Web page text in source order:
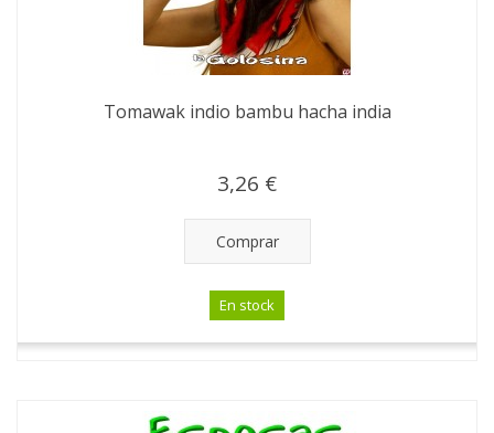
Tomawak indio bambu hacha india
3,26 €
Comprar
En stock